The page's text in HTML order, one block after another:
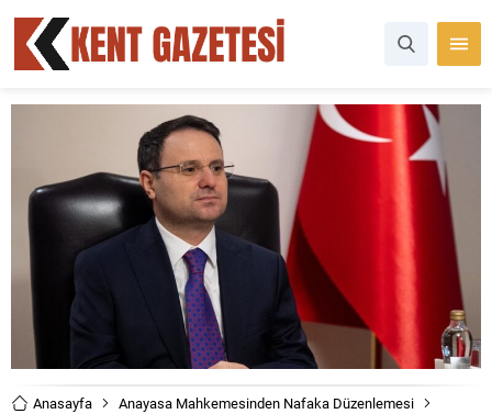
Anasayfa
Anayasa Mahkemesinden Nafaka Düzenlemesi